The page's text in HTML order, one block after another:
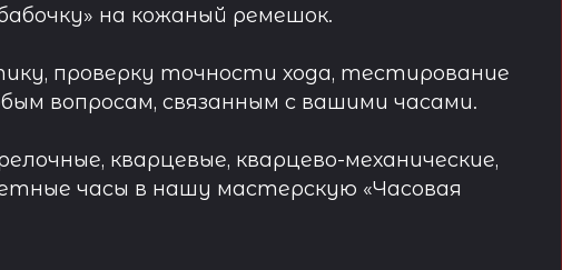
на кожаный ремешок.
проверку точности хода, тестирование
вопросам, связанным с вашими часами.
кварцевые, кварцево-механические,
часы в нашу мастерскую «Часовая